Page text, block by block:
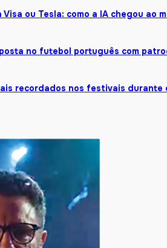
Visa ou Tesla: como a IA chegou
no futebol português com
recordados nos festivais durante